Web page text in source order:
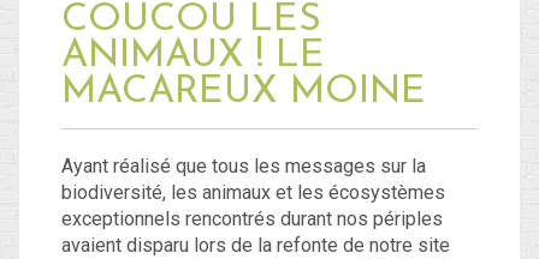
COUCOU LES
ANIMAUX ! LE
MACAREUX MOINE
Ayant réalisé que tous les messages sur la
biodiversité, les animaux et les écosystèmes
exceptionnels rencontrés durant nos périples
avaient disparu lors de la refonte de notre site